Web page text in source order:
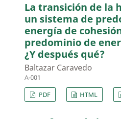
La transición de la
un sistema de
energía de
predominio de
¿Y después qué?
Baltazar Caravedo
A-001
PDF
HTML